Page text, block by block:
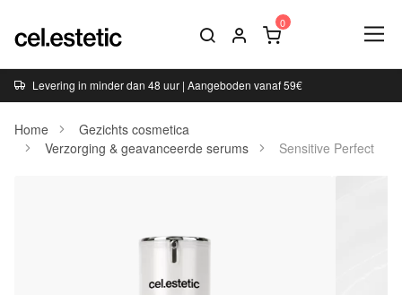
Levering in minder dan 48 uur | Aangeboden vanaf 59€
Home
Gezichts cosmetica
Verzorging & geavanceerde serums
Sensitive Perfect